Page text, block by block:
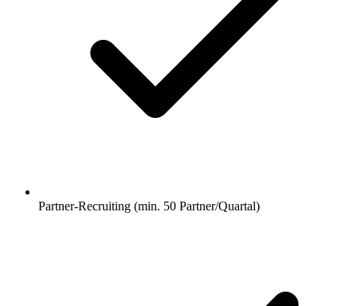
Partner-Recruiting (min. 50 Partner/Quartal)